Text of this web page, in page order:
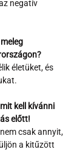
negatív
életüket, és
kell kívánni
előtt!
csak annyit,
a kitűzött